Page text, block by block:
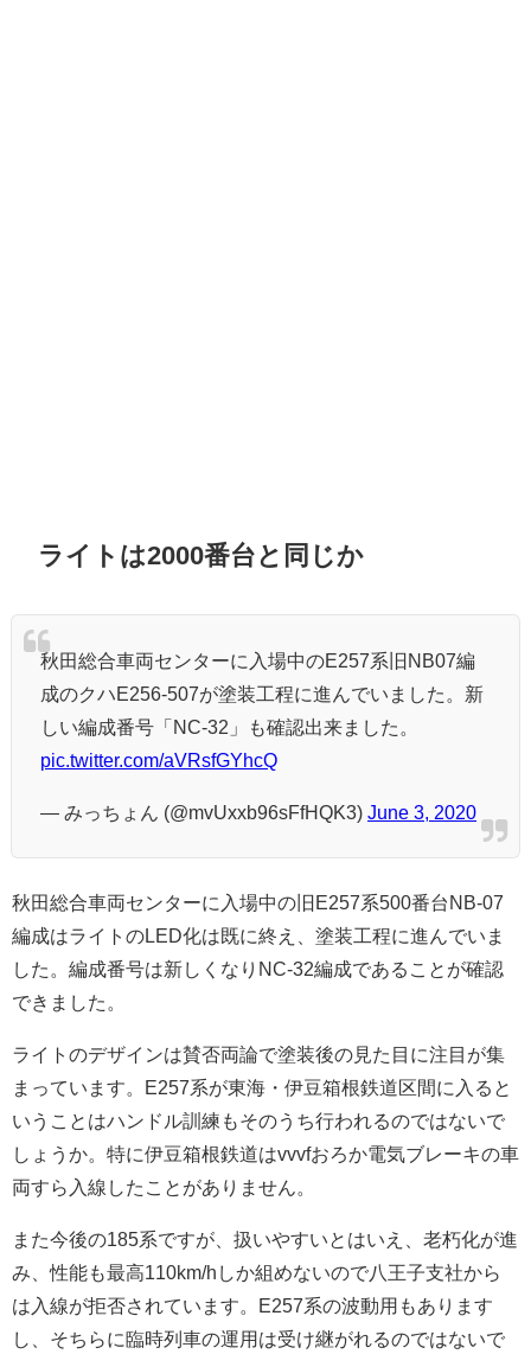
ライトは2000番台と同じか
秋田総合車両センターに入場中のE257系旧NB07編
成のクハE256-507が塗装工程に進んでいました。新
しい編成番号「NC-32」も確認出来ました。
pic.twitter.com/aVRsfGYhcQ
— みっちょん (@mvUxxb96sFfHQK3) June 3, 2020
秋田総合車両センターに入場中の旧E257系500番台NB-07
編成はライトのLED化は既に終え、塗装工程に進んでいま
した。編成番号は新しくなりNC-32編成であることが確認
できました。
ライトのデザインは賛否両論で塗装後の見た目に注目が集
まっています。E257系が東海・伊豆箱根鉄道区間に入ると
いうことはハンドル訓練もそのうち行われるのではないで
しょうか。特に伊豆箱根鉄道はvvvfおろか電気ブレーキの車
両すら入線したことがありません。
また今後の185系ですが、扱いやすいとはいえ、老朽化が進
み、性能も最高110km/hしか組めないので八王子支社から
は入線が拒否されています。E257系の波動用もあります
し、そちらに臨時列車の運用は受け継がれるのではないで